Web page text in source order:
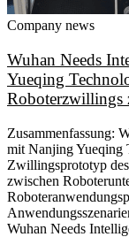
Company news
Wuhan Needs
Yueqing
Roboterzwillings
Zusammenfassung:
mit Nanjing Yueqing
Zwillingsprototyp
zwischen
Wuhan Needs